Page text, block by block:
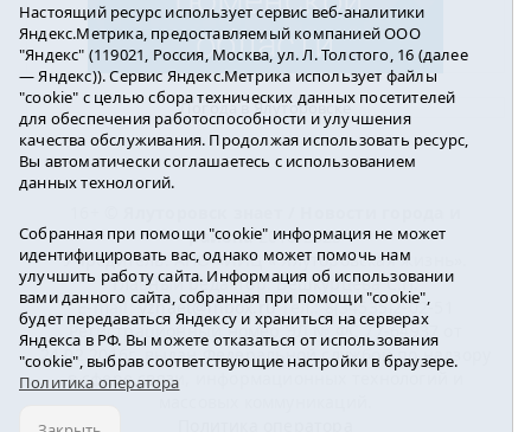
Погода в Ялуторовске
района2016-2023
Учредитель: АНО «ИИЦ « Ялуторовская жизнь».
Главный редактор: Вешкурцева С.П.
E-mail:yznaet@inbox.ruТел.: 8(34535)2-02-51
Регистрационный номер ЭЛ № ФС 77-64937 от
24.02.2016г. выдан Федеральной службой по надзору
в сфере связи, информационных технологий и
Настоящий ресурс использует сервис веб-аналитики
Яндекс.Метрика, предоставляемый компанией ООО
"Яндекс" (119021, Россия, Москва, ул. Л. Толстого, 16 (далее
— Яндекс)). Сервис Яндекс.Метрика использует файлы
"cookie" с целью сбора технических данных посетителей
для обеспечения работоспособности и улучшения
качества обслуживания. Продолжая использовать ресурс,
Вы автоматически соглашаетесь с использованием
данных технологий.
Собранная при помощи "cookie" информация не может
идентифицировать вас, однако может помочь нам
улучшить работу сайта. Информация об использовании
вами данного сайта, собранная при помощи "cookie",
будет передаваться Яндексу и храниться на серверах
Яндекса в РФ. Вы можете отказаться от использования
"cookie", выбрав соответствующие настройки в браузере.
Политика оператора